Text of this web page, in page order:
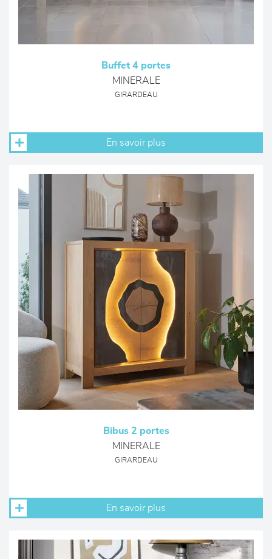
Buffet 4 portes
MINERALE
GIRARDEAU
En savoir plus
Bibus 2 portes
MINERALE
GIRARDEAU
En savoir plus